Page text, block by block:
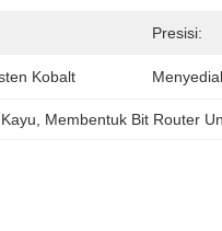
Presisi:
Kobalt
Membentuk Bit Router